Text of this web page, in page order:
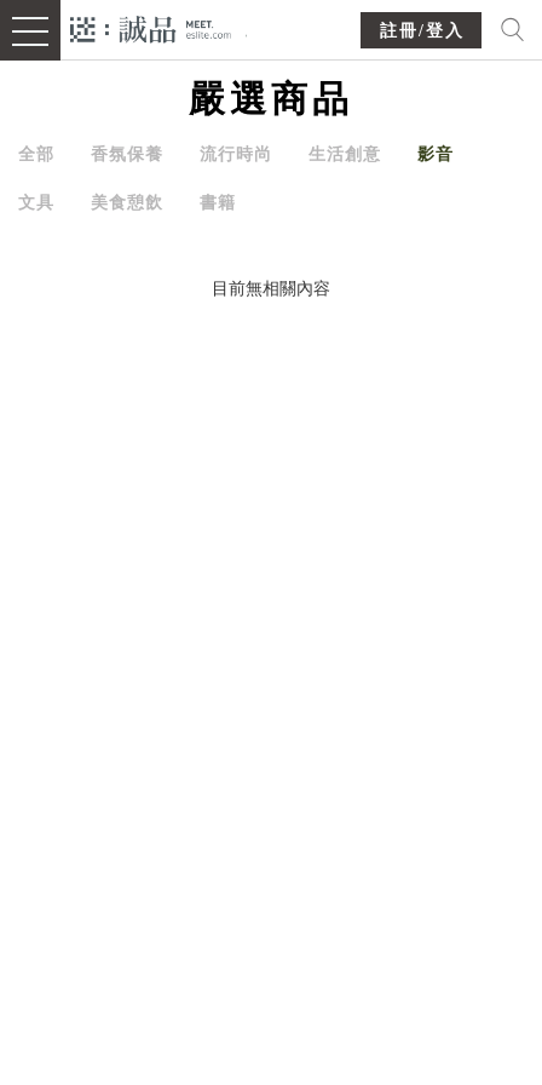
註冊/登入
嚴選商品
全部 香氛保養 流行時尚 生活創意 影音
文具 美食憩飲 書籍
目前無相關內容